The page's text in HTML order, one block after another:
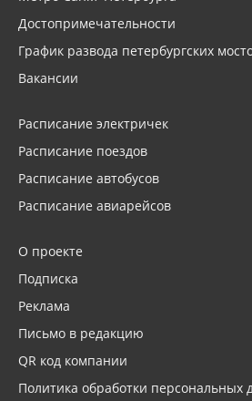
Достопримечательности
График развода петербургских
Вакансии
Расписание электричек
Расписание поездов
Расписание автобусов
Расписание авиарейсов
О проекте
Подписка
Реклама
Письмо в редакцию
QR код компании
Политика обработки персональных